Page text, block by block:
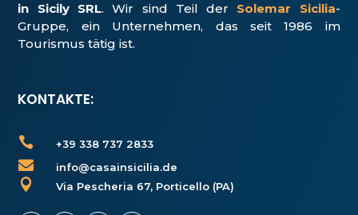
in Sicily SRL. Wir sind Teil der Solemar Sicilia-
Gruppe, ein Unter­nehmen, das seit 1986 im
Tourismus tätig ist.
KONTAKTE:
 +39 338 737 2833
 info@casainsicilia.de
 Via Pescheria 67, Porticello (PA)